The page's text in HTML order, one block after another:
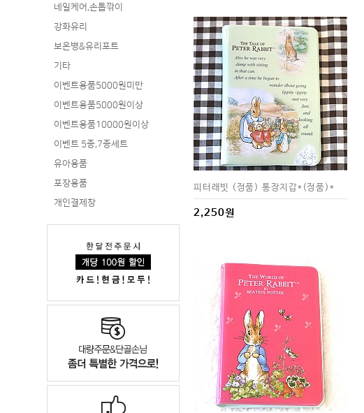
네일케어,손톱깎이
강화유리
보온병&유리포트
기타
이벤트용품5000원미만
이벤트용품5000원이상
이벤트용품10000원이상
이벤트 5종,7종세트
유아용품
포장용품
개인결제창
피터래빗 (정품) 통장지갑*(정품)*
2,250원